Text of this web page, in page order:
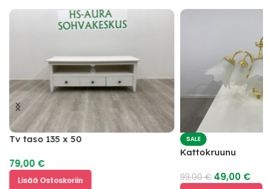
Tv taso 135 x 50
79,00 €
Lisää Ostoskoriin
SALE
Kattokruunu
99,00€ 49,00 €